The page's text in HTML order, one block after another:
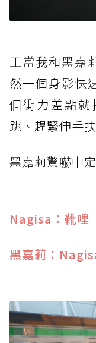
正當我和黑嘉
然一個身影快
個衝力差點
跳、趕緊伸手
黑嘉莉驚嚇中
Nagisa：靴哩
黑嘉莉：